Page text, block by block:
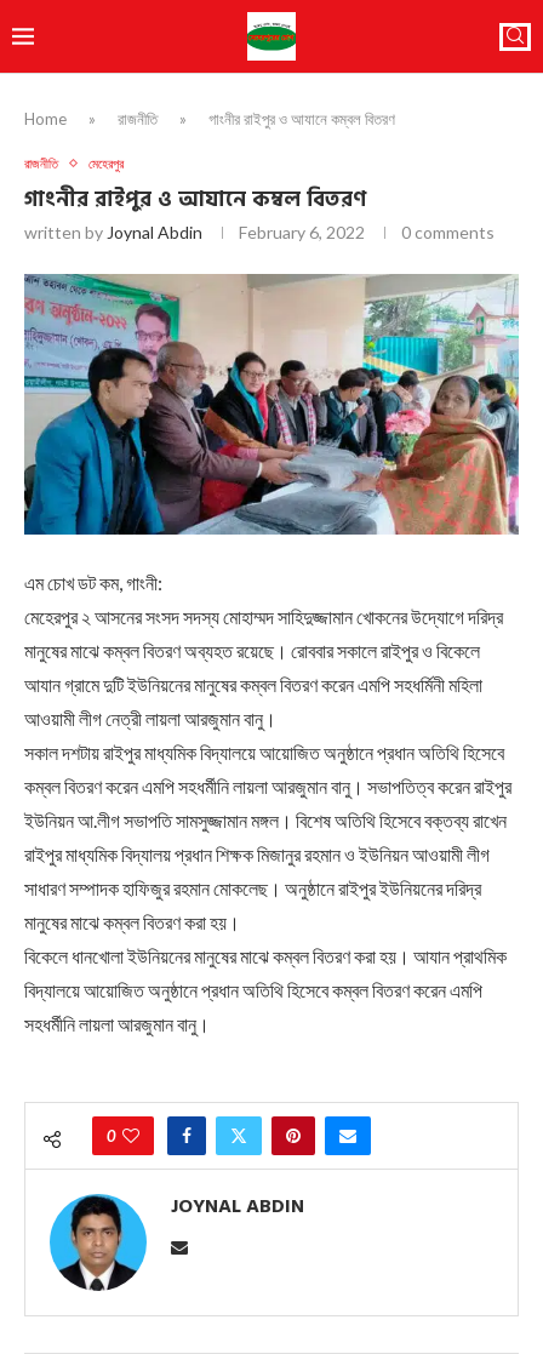
Home » রাজনীতি » গাংনীর রাইপুর ও আযানে কম্বল বিতরণ
রাজনীতি মেহেরপুর
গাংনীর রাইপুর ও আযানে কম্বল বিতরণ
written by Joynal Abdin February 6, 2022 0 comments
এম চোখ ডট কম, গাংনী:
মেহেরপুর ২ আসনের সংসদ সদস্য মোহাম্মদ সাহিদুজ্জামান খোকনের উদ্যোগে দরিদ্র
মানুষের মাঝে কম্বল বিতরণ অব্যহত রয়েছে। রোববার সকালে রাইপুর ও বিকেলে
আযান গ্রামে দুটি ইউনিয়নের মানুষের কম্বল বিতরণ করেন এমপি সহধর্মিনী মহিলা
আওয়ামী লীগ নেত্রী লায়লা আরজুমান বানু।
সকাল দশটায় রাইপুর মাধ্যমিক বিদ্যালয়ে আয়োজিত অনুষ্ঠানে প্রধান অতিথি হিসেবে
কম্বল বিতরণ করেন এমপি সহধর্মীনি লায়লা আরজুমান বানু। সভাপতিত্ব করেন রাইপুর
ইউনিয়ন আ.লীগ সভাপতি সামসুজ্জামান মঙ্গল। বিশেষ অতিথি হিসেবে বক্তব্য রাখেন
রাইপুর মাধ্যমিক বিদ্যালয় প্রধান শিক্ষক মিজানুর রহমান ও ইউনিয়ন আওয়ামী লীগ
সাধারণ সম্পাদক হাফিজুর রহমান মোকলেছ। অনুষ্ঠানে রাইপুর ইউনিয়নের দরিদ্র
মানুষের মাঝে কম্বল বিতরণ করা হয়।
বিকেলে ধানখোলা ইউনিয়নের মানুষের মাঝে কম্বল বিতরণ করা হয়। আযান প্রাথমিক
বিদ্যালয়ে আয়োজিত অনুষ্ঠানে প্রধান অতিথি হিসেবে কম্বল বিতরণ করেন এমপি
সহধর্মীনি লায়লা আরজুমান বানু।
0
JOYNAL ABDIN